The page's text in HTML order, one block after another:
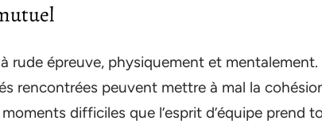
rude épreuve, physiquement et mentalement.
rencontrées peuvent mettre à mal la
difficiles que l’esprit d’équipe prend